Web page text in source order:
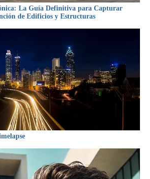
La Guía Definitiva para Capturar
de Edificios y Estructuras